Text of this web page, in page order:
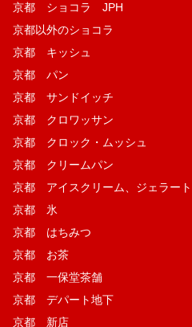
京都 ショコラ JPH
京都以外のショコラ
京都 キッシュ
京都 パン
京都 サンドイッチ
京都 クロワッサン
京都 クロック・ムッシュ
京都 クリームパン
京都 アイスクリーム、ジェラート
京都 氷
京都 はちみつ
京都 お茶
京都 一保堂茶舗
京都 デパート地下
京都 新店